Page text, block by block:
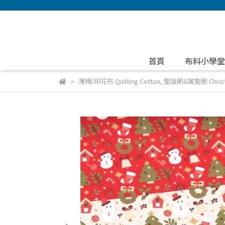
首頁 布料小學堂
薄棉/印花布 Quilting Cotton, 聖誕節&萬聖節